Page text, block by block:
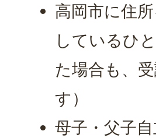
高岡市に住
しているひ
た場合も、
す）
母子・父子